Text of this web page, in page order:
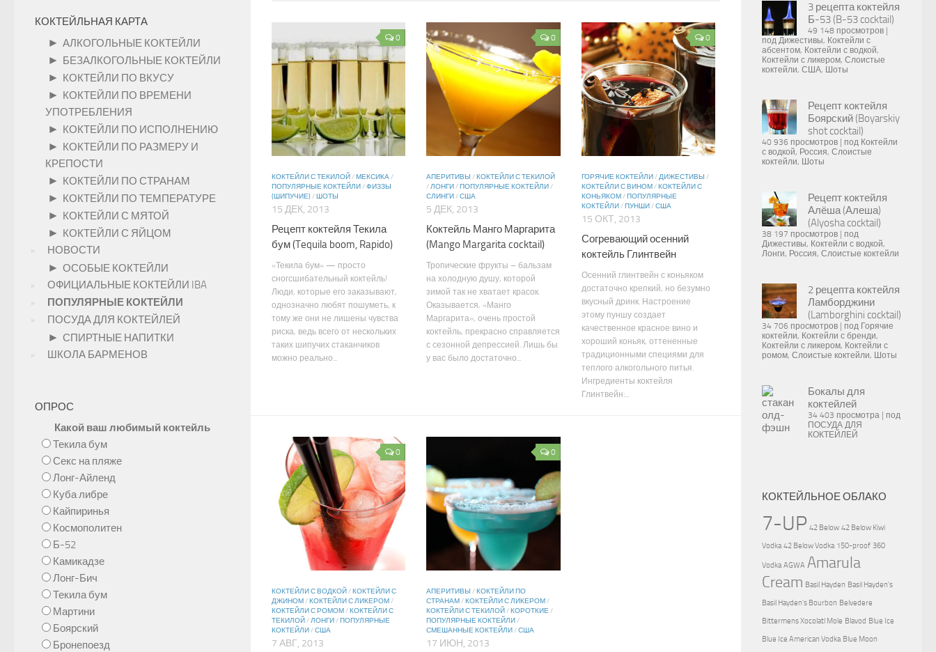
0
КОКТЕЙЛИ С ТЕКИЛОЙ/МЕКСИКА/
ПОПУЛЯРНЫЕ КОКТЕЙЛИ/ФИЗЗЫ
(ШИПУЧИЕ) /ШОТЫ
15 ДЕК, 2013
Рецепт коктейля Текила
бум (Tequila boom, Rapido)
«Текила бум» — просто
сногсшибательный коктейль!
Люди, которые его заказывают,
однозначно любят пошуметь, к
тому же они не лишены чувства
риска, ведь всего от нескольких
таких шипучих стаканчиков
можно реально...
0
АПЕРИТИВЫ /КОКТЕЙЛИ С ТЕКИЛОЙ
/ЛОНГИ/ПОПУЛЯРНЫЕ КОКТЕЙЛИ/
СЛИНГИ/США
5 ДЕК, 2013
Коктейль Манго Маргарита
(Mango Margarita cocktail)
Тропические фрукты – бальзам
на холодную душу, которой
зимой так не хватает красок.
Оказывается, «Манго
Маргарита», очень простой
коктейль, прекрасно справляется
с сезонной депрессией. Лишь бы
у вас было достаточно...
0
ГОРЯЧИЕ КОКТЕЙЛИ/ДИЖЕСТИВЫ /
КОКТЕЙЛИ С ВИНОМ/КОКТЕЙЛИ С
КОНЬЯКОМ/ПОПУЛЯРНЫЕ
КОКТЕЙЛИ/ПУНШИ/США
15 ОКТ, 2013
Согревающий осенний
коктейль Глинтвейн
Осенний глинтвейн с коньяком
достаточно крепкий, но безумно
вкусный дринк. Настроение
этому пуншу создает
качественное красное вино и
хороший коньяк, оттененные
традиционными специями для
теплого алкогольного питья.
Ингредиенты коктейля
Глинтвейн:...
0
КОКТЕЙЛИ С ВОДКОЙ/КОКТЕЙЛИ С
ДЖИНОМ/КОКТЕЙЛИ С ЛИКЕРОМ/
КОКТЕЙЛИ С РОМОМ/КОКТЕЙЛИ С
ТЕКИЛОЙ/ЛОНГИ/ПОПУЛЯРНЫЕ
КОКТЕЙЛИ/США
7 АВГ, 2013
0
АПЕРИТИВЫ /КОКТЕЙЛИ ПО
СТРАНАМ/КОКТЕЙЛИ С ЛИКЕРОМ/
КОКТЕЙЛИ С ТЕКИЛОЙ/КОРОТКИЕ/
ПОПУЛЯРНЫЕ КОКТЕЙЛИ/
СМЕШАННЫЕ КОКТЕЙЛИ/США
17 ИЮН, 2013
КОКТЕЙЛЬНАЯ КАРТА
► АЛКОГОЛЬНЫЕ КОКТЕЙЛИ
► БЕЗАЛКОГОЛЬНЫЕ КОКТЕЙЛИ
► КОКТЕЙЛИ ПО ВКУСУ
► КОКТЕЙЛИ ПО ВРЕМЕНИ
УПОТРЕБЛЕНИЯ
► КОКТЕЙЛИ ПО ИСПОЛНЕНИЮ
► КОКТЕЙЛИ ПО РАЗМЕРУ И
КРЕПОСТИ
► КОКТЕЙЛИ ПО СТРАНАМ
► КОКТЕЙЛИ ПО ТЕМПЕРАТУРЕ
► КОКТЕЙЛИ С МЯТОЙ
► КОКТЕЙЛИ С ЯЙЦОМ
НОВОСТИ
► ОСОБЫЕ КОКТЕЙЛИ
ОФИЦИАЛЬНЫЕ КОКТЕЙЛИ IBA
ПОПУЛЯРНЫЕ КОКТЕЙЛИ
ПОСУДА ДЛЯ КОКТЕЙЛЕЙ
► СПИРТНЫЕ НАПИТКИ
ШКОЛА БАРМЕНОВ
ОПРОС
Какой ваш любимый коктейль
Текила бум
Секс на пляже
Лонг-Айленд
Куба либре
Кайпиринья
Космополитен
Б-52
Камикадзе
Лонг-Бич
Текила бум
Мартини
Боярский
Бронепоезд
3 рецепта коктейля
Б-53 (B-53 cocktail)
49 148 просмотров
под Дижестивы, Коктейли с
абсентом, Коктейли с водкой,
Коктейли с ликером, Слоистые
коктейли, США, Шоты
Рецепт коктейля
Боярский (Boyarskiy
shot cocktail)
40 936 просмотров под Коктейли
с водкой, Россия, Слоистые
коктейли, Шоты
Рецепт коктейля
Алёша (Алеша)
(Alyosha cocktail)
38 197 просмотров
под
Дижестивы, Коктейли с водкой,
Лонги, Россия, Слоистые коктейли
2 рецепта коктейля
Ламборджини
(Lamborghini cocktail)
34 706 просмотров под Горячие
коктейли, Коктейли с бренди,
Коктейли с ликером, Коктейли с
ромом, Слоистые коктейли, Шоты
Бокалы для
коктейлей
34 403 просмотра
под
ПОСУДА ДЛЯ
КОКТЕЙЛЕЙ
КОКТЕЙЛЬНОЕ ОБЛАКО
7-UP 42 Below 42 Below Kiwi
Vodka 42 Below Vodka 150-proof 360
Vodka AGWA Amarula
Cream Basil Hayden Basil Hayden's
Basil Hayden's Bourbon Belvedere
Bittermens Xocolatl Mole Blavod Blue Ice
Blue Ice American Vodka Blue Moon